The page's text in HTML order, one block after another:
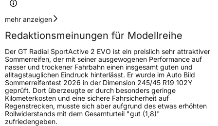
Geschwindigkeitsindex
Höchstgeschwindigkeit
270 km/h
Lastindex105
Höchstlast925 kg
Generelle Merkmale
FahrzeugtypPKW
mehr anzeigen
Redaktionsmeinungen für Modellreihe
Der GT Radial SportActive 2 EVO ist ein preislich sehr attraktiver
Sommerreifen, der mit seiner ausgewogenen Performance auf
nasser und trockener Fahrbahn einen insgesamt guten und
alltagstauglichen Eindruck hinterlässt. Er wurde im Auto Bild
Sommerreifentest 2026 in der Dimension 245/45 R19 102Y
geprüft. Dort überzeugte er durch besonders geringe
Kilometerkosten und eine sichere Fahrsicherheit auf
Regenstrecken, musste sich aber aufgrund des etwas erhöhten
Rollwiderstands mit dem Gesamturteil "gut (1,8)"
zufriedengeben.